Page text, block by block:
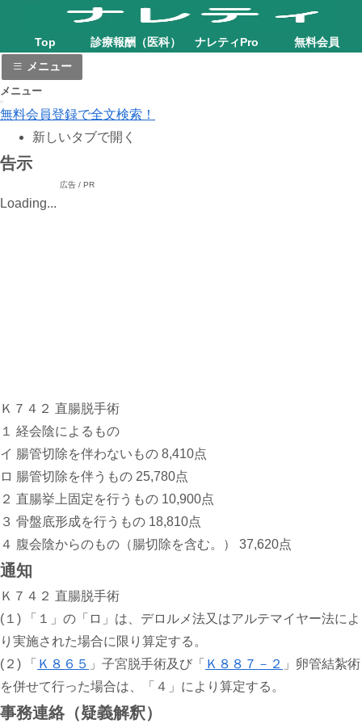
Top 診療報酬（医科） ナレティPro
無料会員
メニュー
メニュー
無料会員登録で全文検索！
新しいタブで開く
告示
広告 / PR
Loading...
Ｋ７４２ 直腸脱手術
１ 経会陰によるもの
イ 腸管切除を伴わないもの 8,410点
ロ 腸管切除を伴うもの 25,780点
２ 直腸挙上固定を行うもの 10,900点
３ 骨盤底形成を行うもの 18,810点
４ 腹会陰からのもの（腸切除を含む。） 37,620点
通知
Ｋ７４２ 直腸脱手術
(１) 「１」の「ロ」は、デロルメ法又はアルテマイヤー法によ
り実施された場合に限り算定する。
(２) 「 Ｋ８６５ 」子宮脱手術及び「 Ｋ８８７－２ 」卵管結紮術
を併せて行った場合は、「４」により算定する。
事務連絡（疑義解釈）